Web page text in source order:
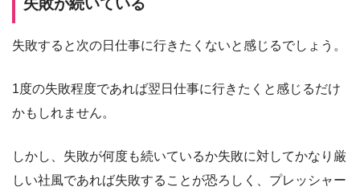
失敗すると次の日仕事に行きたくないと感じるでしょう。
1度の失敗程度であれば翌日仕事に行きたくと感じるだけ
かもしれません。
しかし、失敗が何度も続いているか失敗に対してかなり厳
しい社風であれば失敗することが恐ろしく、プレッシャー